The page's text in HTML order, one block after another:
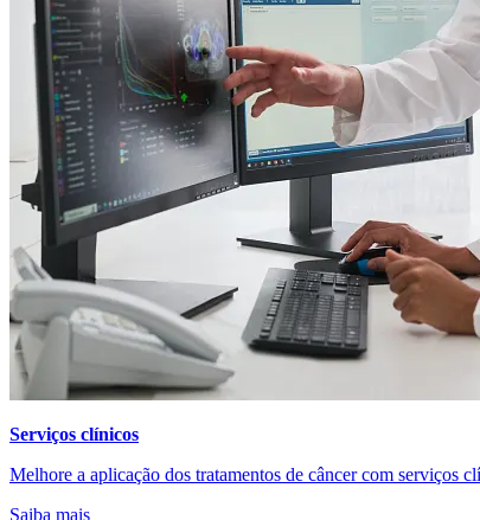
Serviços clínicos
Melhore a aplicação dos tratamentos de câncer com serviços
Saiba mais